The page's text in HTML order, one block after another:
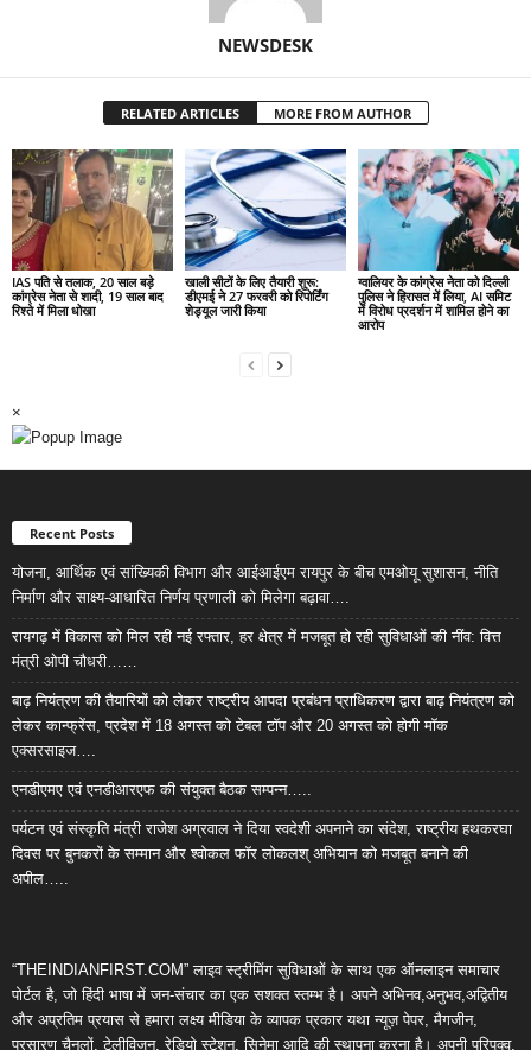
NEWSDESK
RELATED ARTICLES MORE FROM AUTHOR
IAS पति से तलाक, 20 साल बड़े
कांग्रेस नेता से शादी, 19 साल बाद
रिश्ते में मिला धोखा
खाली सीटों के लिए तैयारी शुरू:
डीएमई ने 27 फरवरी को रिपोर्टिंग
शेड्यूल जारी किया
ग्वालियर के कांग्रेस नेता को दिल्ली
पुलिस ने हिरासत में लिया, AI समिट
में विरोध प्रदर्शन में शामिल होने का
आरोप
×
Recent Posts
योजना, आर्थिक एवं सांख्यिकी विभाग और आईआईएम रायपुर के बीच एमओयू सुशासन, नीति
निर्माण और साक्ष्य-आधारित निर्णय प्रणाली को मिलेगा बढ़ावा….
रायगढ़ में विकास को मिल रही नई रफ्तार, हर क्षेत्र में मजबूत हो रही सुविधाओं की नींव: वित्त
मंत्री ओपी चौधरी……
बाढ़ नियंत्रण की तैयारियों को लेकर राष्ट्रीय आपदा प्रबंधन प्राधिकरण द्वारा बाढ़ नियंत्रण को
लेकर कान्फ्रेंस, प्रदेश में 18 अगस्त को टेबल टॉप और 20 अगस्त को होगी मॉक
एक्सरसाइज….
एनडीएमए एवं एनडीआरएफ की संयुक्त बैठक सम्पन्न…..
पर्यटन एवं संस्कृति मंत्री राजेश अग्रवाल ने दिया स्वदेशी अपनाने का संदेश, राष्ट्रीय हथकरघा
दिवस पर बुनकरों के सम्मान और श्वोकल फॉर लोकलश् अभियान को मजबूत बनाने की
अपील…..
“THEINDIANFIRST.COM” लाइव स्ट्रीमिंग सुविधाओं के साथ एक ऑनलाइन समाचार
पोर्टल है, जो हिंदी भाषा में जन-संचार का एक सशक्त स्तम्भ है। अपने अभिनव,अनुभव,अद्वितीय
और अप्रतिम प्रयास से हमारा लक्ष्य मीडिया के व्यापक प्रकार यथा न्यूज़ पेपर, मैगजीन,
प्रसारण चैनलों, टेलीविजन, रेडियो स्टेशन, सिनेमा आदि की स्थापना करना है। अपनी परिपक्व,